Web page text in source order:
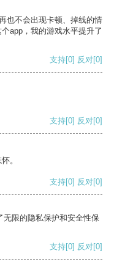
也不会出现卡顿、掉线的情
app，我的游戏水平提升了
支持[0] 反对[0]
支持[0] 反对[0]
。
支持[0] 反对[0]
限的隐私保护和安全性保
支持[0] 反对[0]